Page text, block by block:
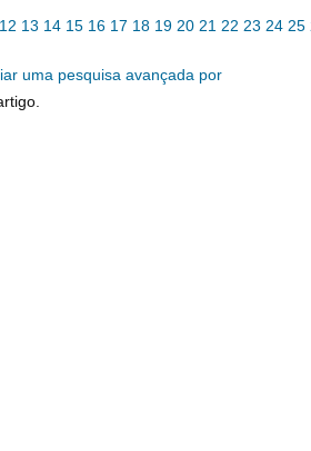
12 13 14 15 16 17 18 19 20 21 22 23 24 25
uma pesquisa avançada por